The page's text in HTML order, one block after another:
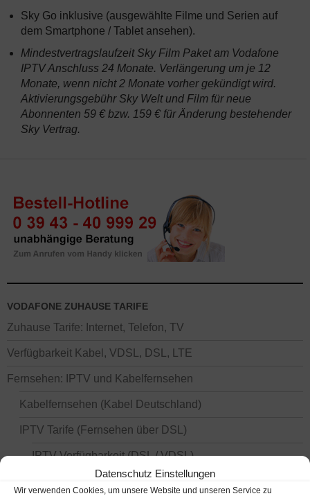
Datenschutz Einstellungen
Wir verwenden Cookies, um unsere Website und unseren Service zu
Sky Go inklusive (ausgewählte Filme und Serien auf
dem Smartphone / Tablet ansehen).
Mindestvertragslaufzeit Sky Film Paket am Vodafone
IPTV Anschluss 24 Monate. Verlängerung um je 12
Monate, wenn nicht 2 Monate vorher gekündigt wird.
Aktivierungsgebühr Sky Welt und Film für neue
Abonnenten 59 € bzw. 159 € für Änderung bestehender
Sky Vertrag.
VODAFONE ZUHAUSE TARIFE
Zuhause Tarife: Internet, Telefon, TV
Verfügbarkeit Kabel, VDSL, DSL, LTE
Fernsehen: IPTV und Kabelfernsehen
Kabelfernsehen (Kabel Deutschland)
IPTV Tarife (Fernsehen über DSL)
IPTV Verfügbarkeit (DSL / VDSL)
Kombi-Pakete IPTV, Internet, Telefon